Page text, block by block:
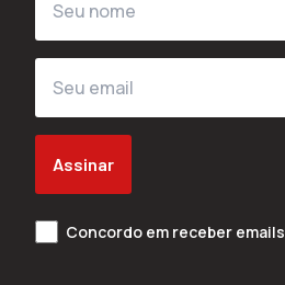
Assinar
Concordo em receber emails